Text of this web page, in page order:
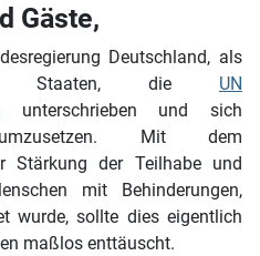
Gäste,
Deutschland, als
Staaten, die UN
unterschrieben und sich
Mit dem
Stärkung der Teilhabe und
mit Behinderungen,
wurde, sollte dies eigentlich
maßlos enttäuscht.